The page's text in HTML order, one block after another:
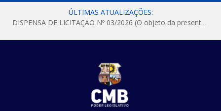
ÚLTIMAS ATUALIZAÇÕES:
DISPENSA DE LICITAÇÃO Nº 03/2026 (O objeto da presente dispensa é a escolha da proposta mais vantajosa para a aquisição, de aparelhos de ar condicionado, tipo Split, com material de instalação e fogão industrial, conforme condições, quantidades e exigências estabelecidas no termo de referencia e neste aviso de contratação direta e seus anexos)